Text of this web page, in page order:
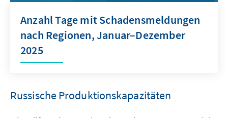
Anzahl Tage mit Schadensmeldungen
nach Regionen, Januar–Dezember
2025
Russische Produktionskapazitäten